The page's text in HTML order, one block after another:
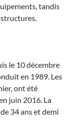
tandis
le 10 décembre
en 1989. Les
ont été
juin 2016. La
34 ans et demi